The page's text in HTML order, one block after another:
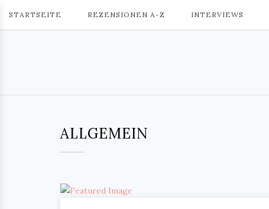
STARTSEITE REZENSIONEN A-Z INTERVIEWS
ALLGEMEIN